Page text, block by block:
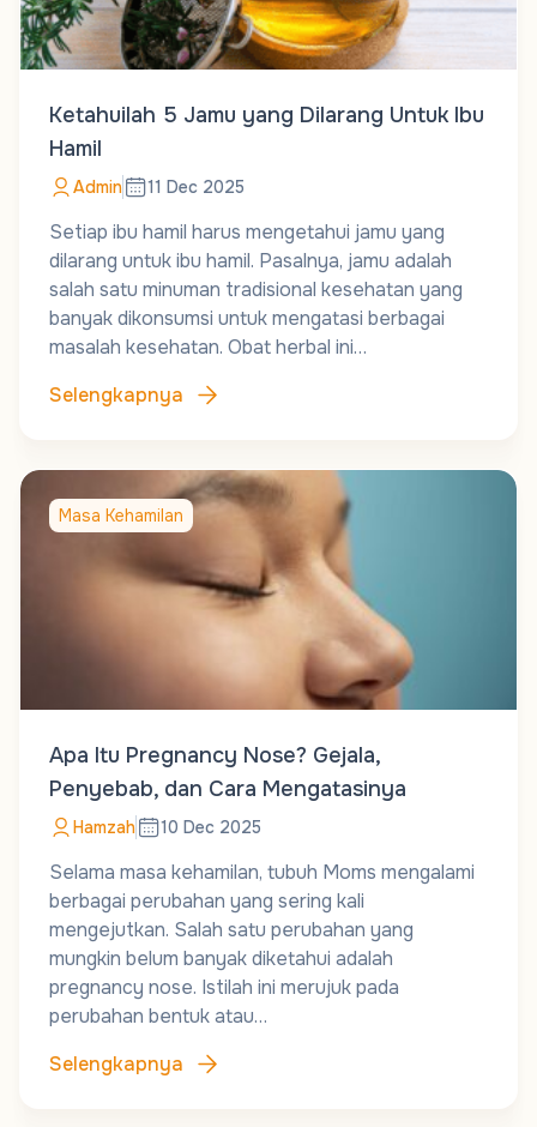
Ketahuilah 5 Jamu yang Dilarang Untuk Ibu
Hamil
Admin 11 Dec 2025
Setiap ibu hamil harus mengetahui jamu yang
dilarang untuk ibu hamil. Pasalnya, jamu adalah
salah satu minuman tradisional kesehatan yang
banyak dikonsumsi untuk mengatasi berbagai
masalah kesehatan. Obat herbal ini…
Selengkapnya
Masa Kehamilan
Apa Itu Pregnancy Nose? Gejala,
Penyebab, dan Cara Mengatasinya
Hamzah 10 Dec 2025
Selama masa kehamilan, tubuh Moms mengalami
berbagai perubahan yang sering kali
mengejutkan. Salah satu perubahan yang
mungkin belum banyak diketahui adalah
pregnancy nose. Istilah ini merujuk pada
perubahan bentuk atau…
Selengkapnya